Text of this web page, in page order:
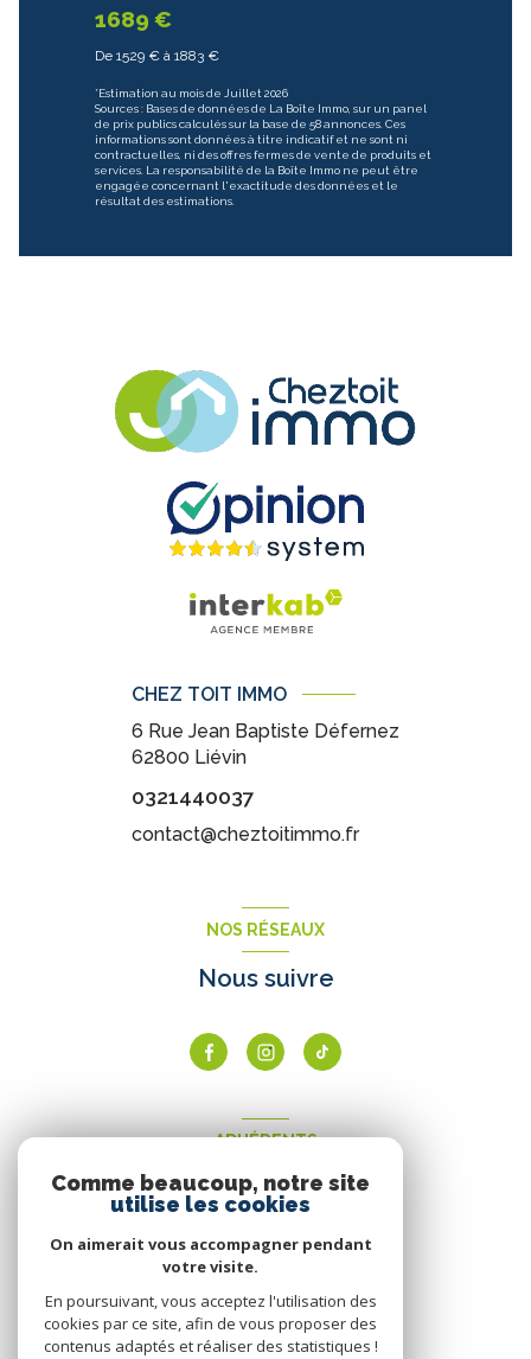
1689 €
De 1529 € à 1883 €
*Estimation au mois de Juillet 2026
Sources : Bases de données de La Boîte Immo, sur un panel
de prix publics calculés sur la base de 58 annonces. Ces
informations sont données à titre indicatif et ne sont ni
contractuelles, ni des offres fermes de vente de produits et
services. La responsabilité de la Boîte Immo ne peut être
engagée concernant l'exactitude des données et le
résultat des estimations.
CHEZ TOIT IMMO
6 Rue Jean Baptiste Défernez
62800 Liévin
0321440037
contact@cheztoitimmo.fr
NOS RÉSEAUX
Nous suivre
ADHÉRENTS
Nous adhérons
Comme beaucoup, notre site
utilise les cookies
On aimerait vous accompagner pendant
votre visite.
En poursuivant, vous acceptez l'utilisation des
cookies par ce site, afin de vous proposer des
contenus adaptés et réaliser des statistiques !